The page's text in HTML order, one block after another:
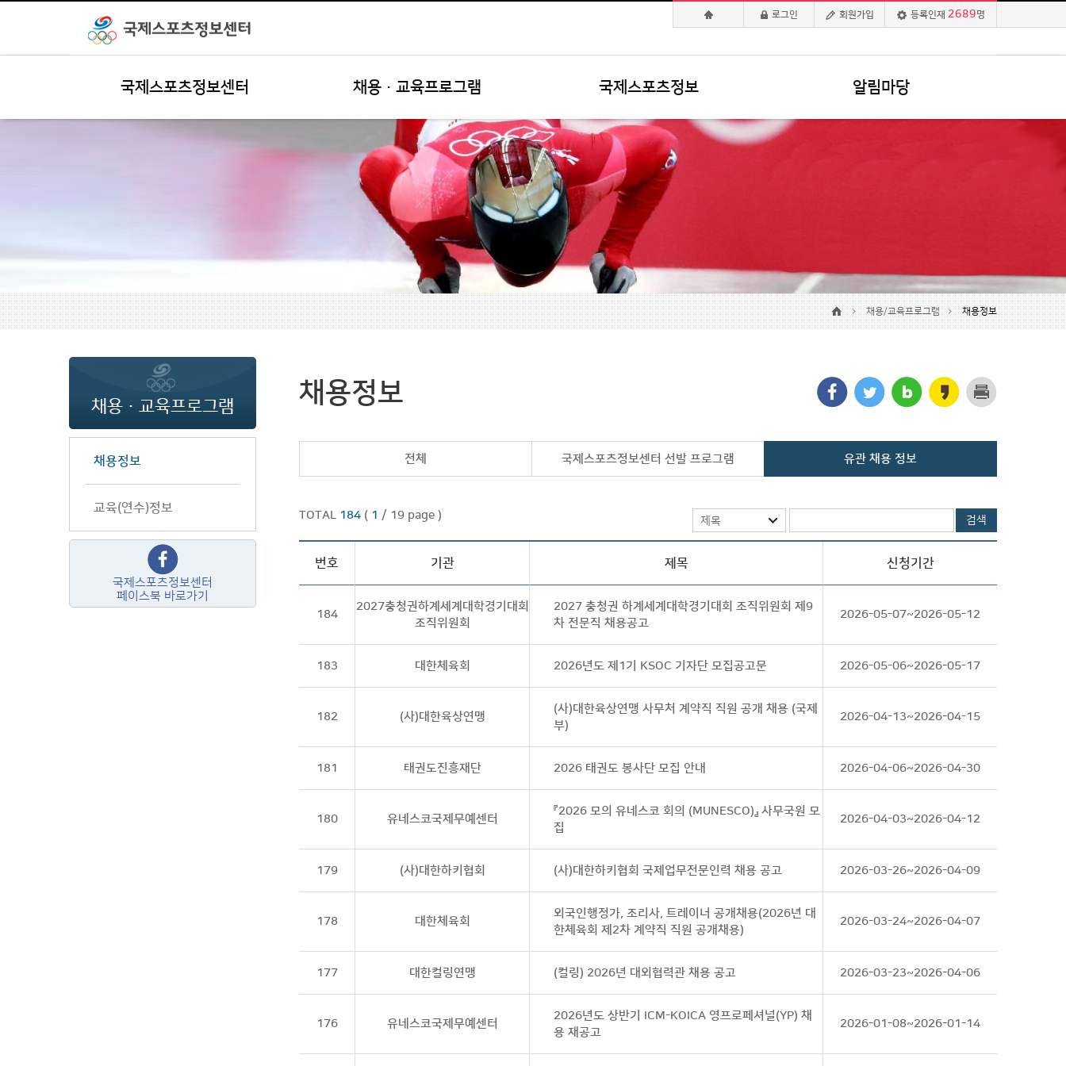
로그인 회원가입 등록인재 2689명
국제스포츠정보센터 채용·교육프로그램 국제스포츠정보 알림마당
채용/교육프로그램 채용정보
채용정보
교육(연수)정보
국제스포츠정보센터
페이스북 바로가기
채용정보
전체 국제스포츠정보센터 선발 프로그램 유관 채용 정보
TOTAL 184 ( 1 / 19 page ) 제목 검색
번호 기관 제목 신청기간
184
2027충청권하계세계대학경기대회
조직위원회
2027 충청권 하계세계대학경기대회 조직위원회 제9
차 전문직 채용공고
2026-05-07~2026-05-12
183 대한체육회 2026년도 제1기 KSOC 기자단 모집공고문 2026-05-06~2026-05-17
182 (사)대한육상연맹
(사)대한육상연맹 사무처 계약직 직원 공개 채용 (국제
부)
2026-04-13~2026-04-15
181 태권도진흥재단 2026 태권도 봉사단 모집 안내 2026-04-06~2026-04-30
180 유네스코국제무예센터
『2026 모의 유네스코 회의 (MUNESCO)』 사무국원 모
집
2026-04-03~2026-04-12
179 (사)대한하키협회 (사)대한하키협회 국제업무전문인력 채용 공고 2026-03-26~2026-04-09
178 대한체육회
외국인행정가, 조리사, 트레이너 공개채용(2026년 대
한체육회 제2차 계약직 직원 공개채용)
2026-03-24~2026-04-07
177 대한컬링연맹 (컬링) 2026년 대외협력관 채용 공고 2026-03-23~2026-04-06
176 유네스코국제무예센터
2026년도 상반기 ICM-KOICA 영프로페셔널(YP) 채
용 재공고
2026-01-08~2026-01-14